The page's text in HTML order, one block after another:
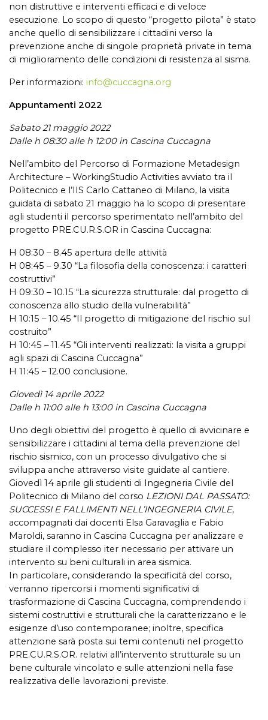
non distruttive e interventi efficaci e di veloce
esecuzione. Lo scopo di questo “progetto pilota” è stato
anche quello di sensibilizzare i cittadini verso la
prevenzione anche di singole proprietà private in tema
di miglioramento delle condizioni di resistenza al sisma.
Per informazioni: info@cuccagna.org
Appuntamenti 2022
Sabato 21 maggio 2022
Dalle h 08:30 alle h 12:00 in Cascina Cuccagna
Nell’ambito del Percorso di Formazione Metadesign
Architecture – WorkingStudio Activities avviato tra il
Politecnico e l’IIS Carlo Cattaneo di Milano, la visita
guidata di sabato 21 maggio ha lo scopo di presentare
agli studenti il percorso sperimentato nell’ambito del
progetto PRE.CU.R.S.OR in Cascina Cuccagna:
H 08:30 – 8.45 apertura delle attività
H 08:45 – 9.30 “La filosofia della conoscenza: i caratteri
costruttivi”
H 09:30 – 10.15 “La sicurezza strutturale: dal progetto di
conoscenza allo studio della vulnerabilità”
H 10:15 – 10.45 “Il progetto di mitigazione del rischio sul
costruito”
H 10:45 – 11.45 “Gli interventi realizzati: la visita a gruppi
agli spazi di Cascina Cuccagna”
H 11:45 – 12.00 conclusione.
Giovedì 14 aprile 2022
Dalle h 11:00 alle h 13:00 in Cascina Cuccagna
Uno degli obiettivi del progetto è quello di avvicinare e
sensibilizzare i cittadini al tema della prevenzione del
rischio sismico, con un processo divulgativo che si
sviluppa anche attraverso visite guidate al cantiere.
Giovedì 14 aprile gli studenti di Ingegneria Civile del
Politecnico di Milano del corso LEZIONI DAL PASSATO:
SUCCESSI E FALLIMENTI NELL’INGEGNERIA CIVILE,
accompagnati dai docenti Elsa Garavaglia e Fabio
Maroldi, saranno in Cascina Cuccagna per analizzare e
studiare il complesso iter necessario per attivare un
intervento su beni culturali in area sismica.
In particolare, considerando la specificità del corso,
verranno ripercorsi i momenti significativi di
trasformazione di Cascina Cuccagna, comprendendo i
sistemi costruttivi e strutturali che la caratterizzano e le
esigenze d’uso contemporanee; inoltre, specifica
attenzione sarà posta sui temi contenuti nel progetto
PRE.CU.R.S.OR. relativi all’intervento strutturale su un
bene culturale vincolato e sulle attenzioni nella fase
realizzativa delle lavorazioni previste.